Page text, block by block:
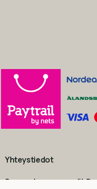
Yhteystiedot
Suomen Luonnonmaalit Oy